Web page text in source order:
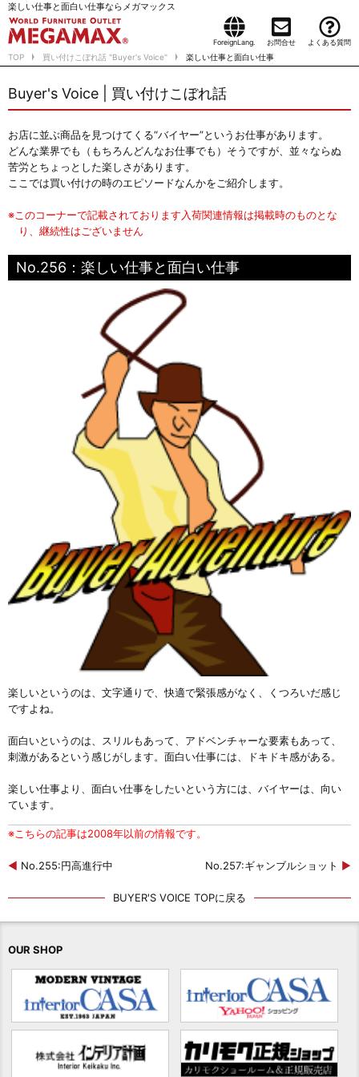
楽しい仕事と面白い仕事ならメガマックス
ForeignLang. お問合せ よくある質問
TOP 買い付けこぼれ話 "Buyer's Voice" 楽しい仕事と面白い仕事
Buyer's Voice | 買い付けこぼれ話
お店に並ぶ商品を見つけてくる“バイヤー”というお仕事があります。
どんな業界でも（もちろんどんなお仕事でも）そうですが、並々ならぬ
苦労とちょっとした楽しさがあります。
ここでは買い付けの時のエピソードなんかをご紹介します。
※このコーナーで記載されております入荷関連情報は掲載時のものとな
り、継続性はございません
No.256：楽しい仕事と面白い仕事
楽しいというのは、文字通りで、快適で緊張感がなく、くつろいだ感じ
ですよね。
面白いというのは、スリルもあって、アドベンチャーな要素もあって、
刺激があるという感じがします。面白い仕事には、ドキドキ感がある。
楽しい仕事より、面白い仕事をしたいという方には、バイヤーは、向い
ています。
※こちらの記事は2008年以前の情報です。
◀ No.255:円高進行中 No.257:ギャンブルショット ▶
BUYER'S VOICE TOPに戻る
OUR SHOP